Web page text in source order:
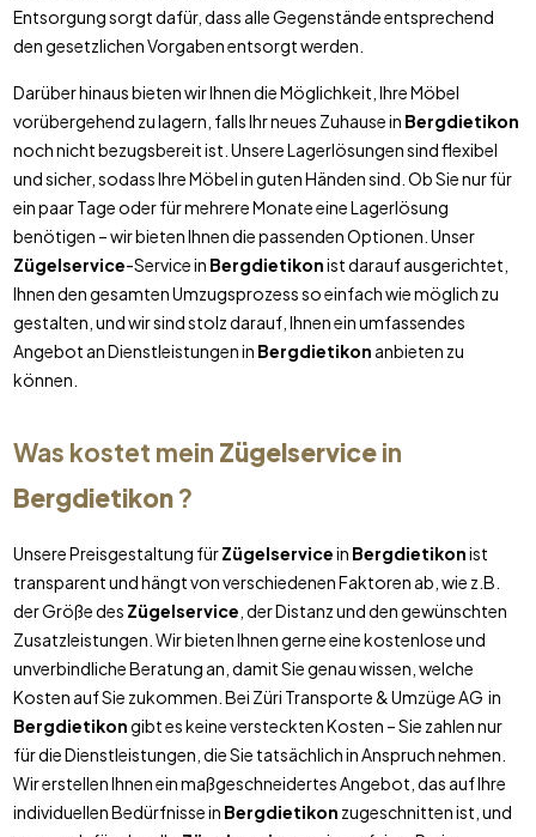
Entsorgung sorgt dafür, dass alle Gegenstände entsprechend
den gesetzlichen Vorgaben entsorgt werden.
Darüber hinaus bieten wir Ihnen die Möglichkeit, Ihre Möbel
vorübergehend zu lagern, falls Ihr neues Zuhause in Bergdietikon
noch nicht bezugsbereit ist. Unsere Lagerlösungen sind flexibel
und sicher, sodass Ihre Möbel in guten Händen sind. Ob Sie nur für
ein paar Tage oder für mehrere Monate eine Lagerlösung
benötigen – wir bieten Ihnen die passenden Optionen. Unser
Zügelservice-Service in Bergdietikonist darauf ausgerichtet,
Ihnen den gesamten Umzugsprozess so einfach wie möglich zu
gestalten, und wir sind stolz darauf, Ihnen ein umfassendes
Angebot an Dienstleistungen in Bergdietikon anbieten zu
können.
Was kostet mein Zügelservicein
Bergdietikon?
Unsere Preisgestaltung fürZügelservicein Bergdietikonist
transparent und hängt von verschiedenen Faktoren ab, wie z.B.
der Größe des Zügelservice , der Distanz und den gewünschten
Zusatzleistungen. Wir bieten Ihnen gerne eine kostenlose und
unverbindliche Beratung an, damit Sie genau wissen, welche
Kosten auf Sie zukommen. Bei Züri Transporte & Umzüge AG in
Bergdietikongibt es keine versteckten Kosten – Sie zahlen nur
für die Dienstleistungen, die Sie tatsächlich in Anspruch nehmen.
Wir erstellen Ihnen ein maßgeschneidertes Angebot, das auf Ihre
individuellen Bedürfnisse in Bergdietikon zugeschnitten ist, und